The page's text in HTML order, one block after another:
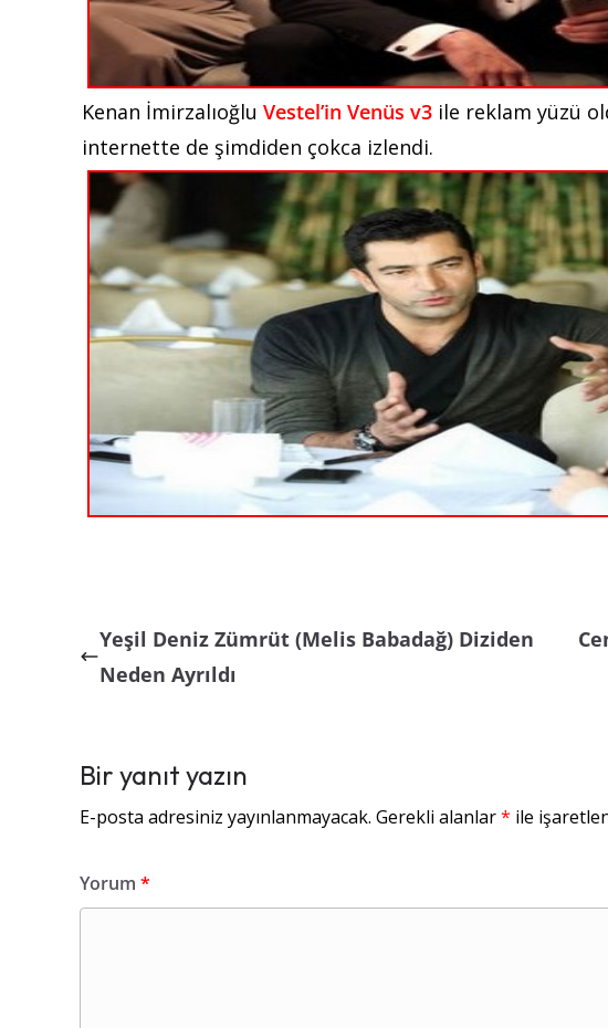
Kenan İmirzalıoğlu Vestel’in Venüs v3 ile reklam yüzü
internette de şimdiden çokca izlendi.
Yeşil Deniz Zümrüt (Melis Babadağ) Diziden
Neden Ayrıldı
Bir yanıt yazın
E-posta adresiniz yayınlanmayacak. Gerekli alanlar* ile
Yorum *